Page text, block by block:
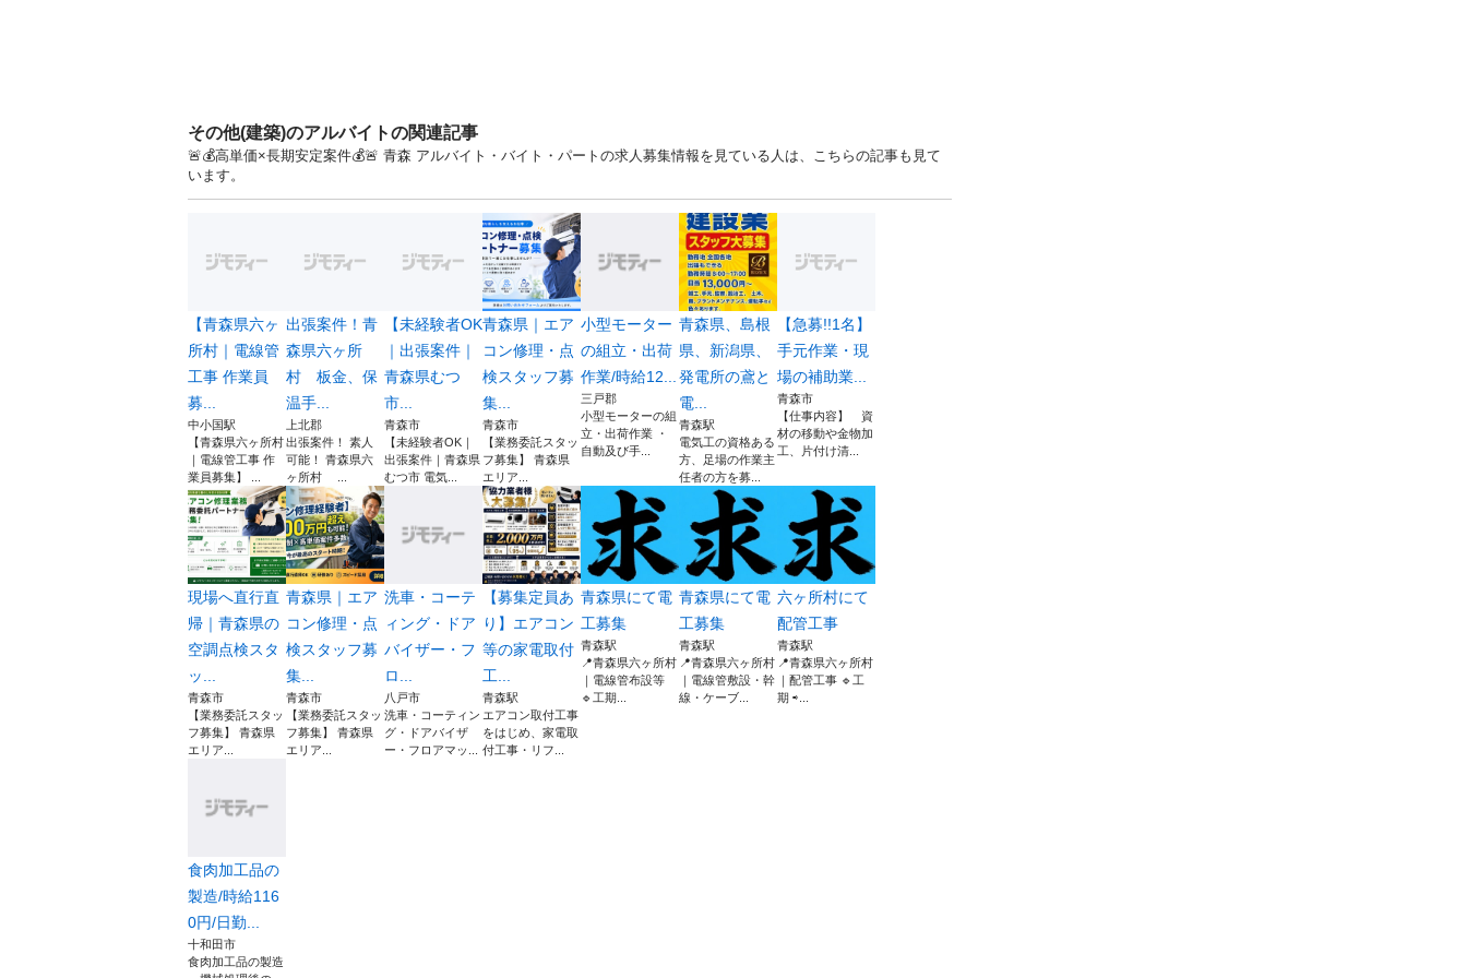
その他(建築)のアルバイトの関連記事
🚨💰高単価×長期安定案件💰🚨 青森 アルバイト・バイト・パートの求人募集情報を見ている人は、こちらの記事も見て
います。
【青森県六ヶ
所村｜電線管
工事 作業員
募...
中小国駅
【青森県六ヶ所村
｜電線管工事 作
業員募集】 ...
出張案件！青
森県六ヶ所
村 板金、保
温手...
上北郡
出張案件！ 素人
可能！ 青森県六
ヶ所村 ...
【未経験者OK
｜出張案件｜
青森県むつ
市...
青森市
【未経験者OK｜
出張案件｜青森県
むつ市 電気...
青森県｜エア
コン修理・点
検スタッフ募
集...
青森市
【業務委託スタッ
フ募集】 青森県
エリア...
小型モーター
の組立・出荷
作業/時給12...
三戸郡
小型モーターの組
立・出荷作業 ・
自動及び手...
青森県、島根
県、新潟県、
発電所の鳶と
電...
青森駅
電気工の資格ある
方、足場の作業主
任者の方を募...
【急募!!1名】
手元作業・現
場の補助業...
青森市
【仕事内容】 資
材の移動や金物加
工、片付け清...
現場へ直行直
帰｜青森県の
空調点検スタ
ッ...
青森市
【業務委託スタッ
フ募集】 青森県
エリア...
青森県｜エア
コン修理・点
検スタッフ募
集...
青森市
【業務委託スタッ
フ募集】 青森県
エリア...
洗車・コーテ
ィング・ドア
バイザー・フ
ロ...
八戸市
洗車・コーティン
グ・ドアバイザ
ー・フロアマッ...
【募集定員あ
り】エアコン
等の家電取付
工...
青森駅
エアコン取付工事
をはじめ、家電取
付工事・リフ...
青森県にて電
工募集
青森駅
📍青森県六ヶ所村
｜電線管布設等
🔹工期...
青森県にて電
工募集
青森駅
📍青森県六ヶ所村
｜電線管敷設・幹
線・ケーブ...
六ヶ所村にて
配管工事
青森駅
📍青森県六ヶ所村
｜配管工事 🔹工
期 ⇨...
食肉加工品の
製造/時給116
0円/日勤...
十和田市
食肉加工品の製造